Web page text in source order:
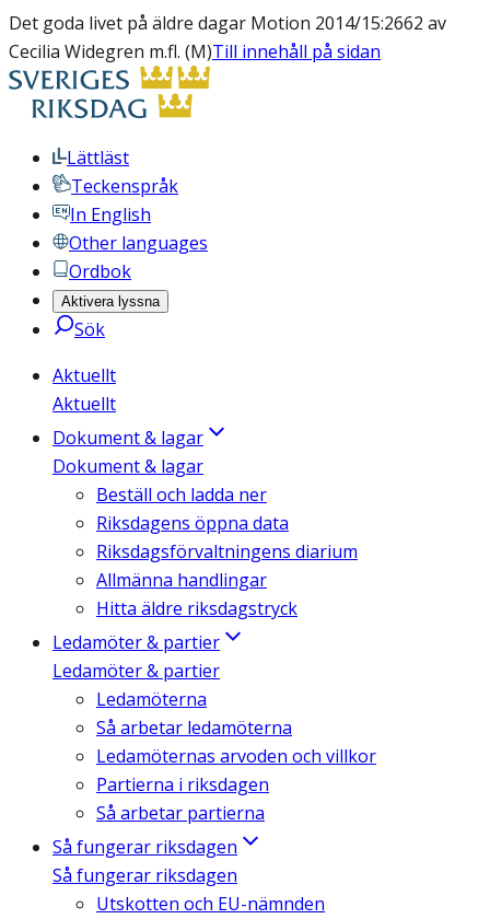
Det goda livet på äldre dagar Motion 2014/15:2662 av
Cecilia Widegren m.fl. (M)Till innehåll på sidan
Lättläst
Teckenspråk
In English
Other languages
Ordbok
Aktivera lyssna
Sök
Aktuellt
Aktuellt
Dokument & lagar
Dokument & lagar
Beställ och ladda ner
Riksdagens öppna data
Riksdagsförvaltningens diarium
Allmänna handlingar
Hitta äldre riksdagstryck
Ledamöter & partier
Ledamöter & partier
Ledamöterna
Så arbetar ledamöterna
Ledamöternas arvoden och villkor
Partierna i riksdagen
Så arbetar partierna
Så fungerar riksdagen
Så fungerar riksdagen
Utskotten och EU-nämnden